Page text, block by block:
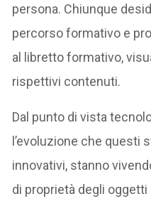
persona. Chiunque
percorso formativo e
al libretto formativo,
rispettivi contenuti.
Dal punto di vista
l’evoluzione che questi
innovativi, stanno
di proprietà degli